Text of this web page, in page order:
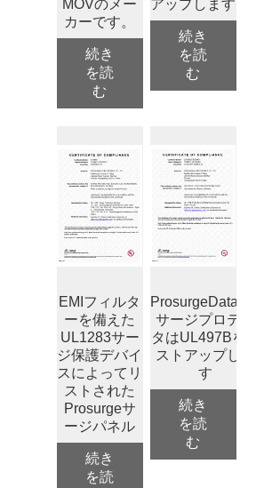
MOVのメー
カーです。
続き
を読
む
アップします
続き
を読
む
EMIフィルタ
ーを備えた
UL1283サ​​ー
ジ保護デバイ
スによってリ
ストされた
Prosurgeサ
ージパネル
続き
を読
サージプロテク
タはUL497Bを
ストアップしま
す
続き
を読
む